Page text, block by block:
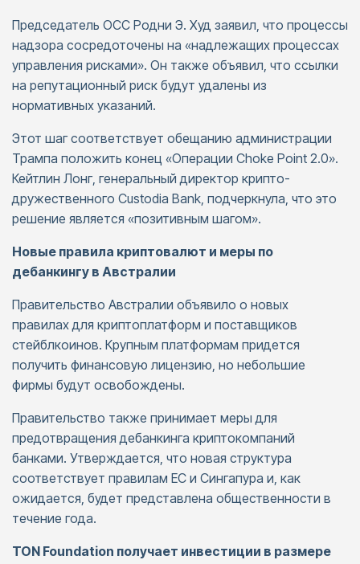
Председатель OCC Родни Э. Худ заявил, что процессы
надзора сосредоточены на «надлежащих процессах
управления рисками». Он также объявил, что ссылки
на репутационный риск будут удалены из
нормативных указаний.
Этот шаг соответствует обещанию администрации
Трампа положить конец «Операции Choke Point 2.0».
Кейтлин Лонг, генеральный директор крипто-
дружественного Custodia Bank, подчеркнула, что это
решение является «позитивным шагом».
Новые правила криптовалют и меры по
дебанкингу в Австралии
Правительство Австралии объявило о новых
правилах для криптоплатформ и поставщиков
стейблкоинов. Крупным платформам придется
получить финансовую лицензию, но небольшие
фирмы будут освобождены.
Правительство также принимает меры для
предотвращения дебанкинга криптокомпаний
банками. Утверждается, что новая структура
соответствует правилам ЕС и Сингапура и, как
ожидается, будет представлена общественности в
течение года.
TON Foundation получает инвестиции в размере